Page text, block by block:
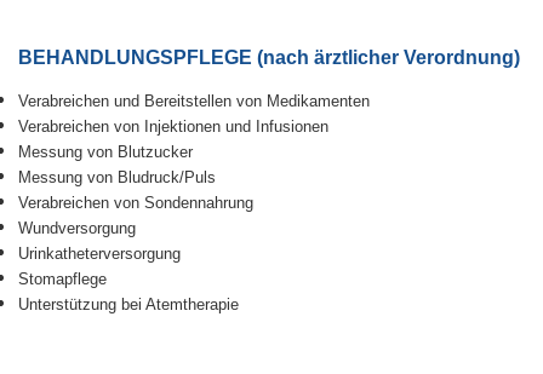
BEHANDLUNGSPFLEGE (nach ärztlicher Verordnung)
Verabreichen und Bereitstellen von Medikamenten
Verabreichen von Injektionen und Infusionen
Messung von Blutzucker
Messung von Bludruck/Puls
Verabreichen von Sondennahrung
Wundversorgung
Urinkatheterversorgung
Stomapflege
Unterstützung bei Atemtherapie